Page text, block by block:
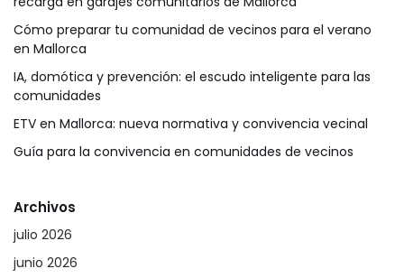
Cómo preparar tu comunidad de vecinos para el verano
en Mallorca
IA, domótica y prevención: el escudo inteligente para las
comunidades
ETV en Mallorca: nueva normativa y convivencia vecinal
Guía para la convivencia en comunidades de vecinos
Archivos
julio 2026
junio 2026